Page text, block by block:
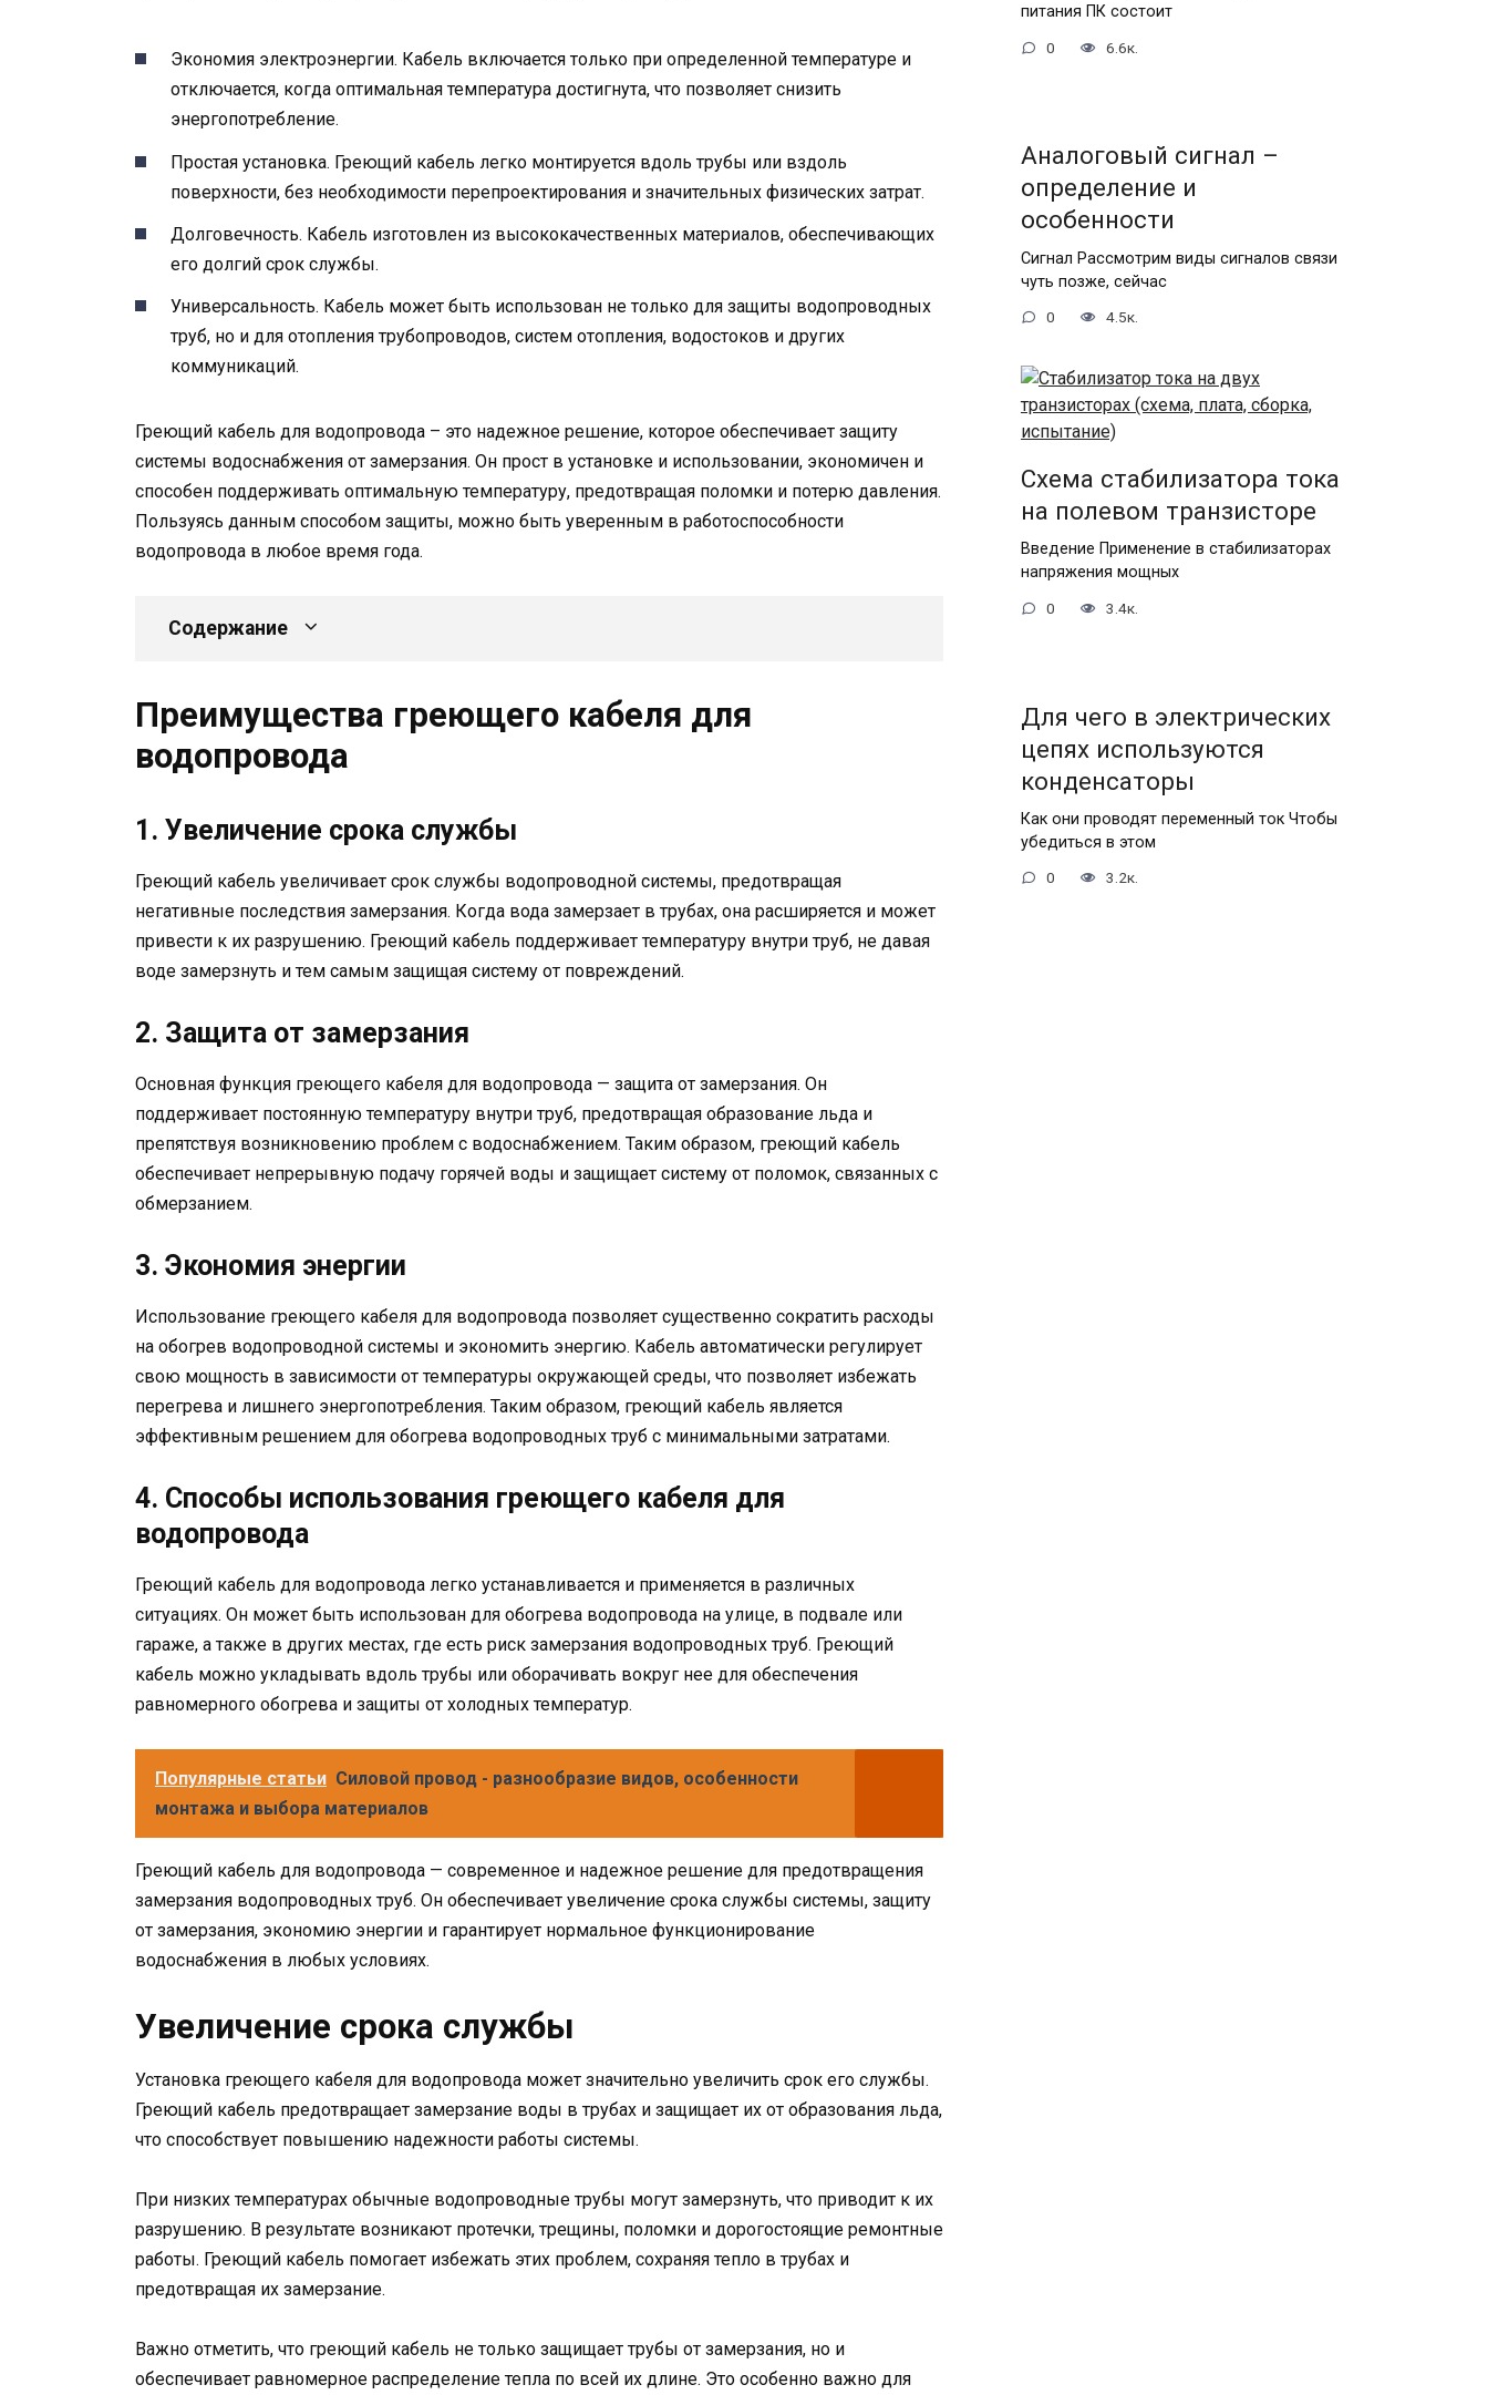
Экономия электроэнергии. Кабель включается только при определенной температуре и
отключается, когда оптимальная температура достигнута, что позволяет снизить
энергопотребление.
Простая установка. Греющий кабель легко монтируется вдоль трубы или вздоль
поверхности, без необходимости перепроектирования и значительных физических затрат.
Долговечность. Кабель изготовлен из высококачественных материалов, обеспечивающих
его долгий срок службы.
Универсальность. Кабель может быть использован не только для защиты водопроводных
труб, но и для отопления трубопроводов, систем отопления, водостоков и других
коммуникаций.
Греющий кабель для водопровода – это надежное решение, которое обеспечивает защиту
системы водоснабжения от замерзания. Он прост в установке и использовании, экономичен и
способен поддерживать оптимальную температуру, предотвращая поломки и потерю давления.
Пользуясь данным способом защиты, можно быть уверенным в работоспособности
водопровода в любое время года.
Содержание
Преимущества греющего кабеля для
водопровода
1. Увеличение срока службы
Греющий кабель увеличивает срок службы водопроводной системы, предотвращая
негативные последствия замерзания. Когда вода замерзает в трубах, она расширяется и может
привести к их разрушению. Греющий кабель поддерживает температуру внутри труб, не давая
воде замерзнуть и тем самым защищая систему от повреждений.
2. Защита от замерзания
Основная функция греющего кабеля для водопровода — защита от замерзания. Он
поддерживает постоянную температуру внутри труб, предотвращая образование льда и
препятствуя возникновению проблем с водоснабжением. Таким образом, греющий кабель
обеспечивает непрерывную подачу горячей воды и защищает систему от поломок, связанных с
обмерзанием.
3. Экономия энергии
Использование греющего кабеля для водопровода позволяет существенно сократить расходы
на обогрев водопроводной системы и экономить энергию. Кабель автоматически регулирует
свою мощность в зависимости от температуры окружающей среды, что позволяет избежать
перегрева и лишнего энергопотребления. Таким образом, греющий кабель является
эффективным решением для обогрева водопроводных труб с минимальными затратами.
4. Способы использования греющего кабеля для
водопровода
Греющий кабель для водопровода легко устанавливается и применяется в различных
ситуациях. Он может быть использован для обогрева водопровода на улице, в подвале или
гараже, а также в других местах, где есть риск замерзания водопроводных труб. Греющий
кабель можно укладывать вдоль трубы или оборачивать вокруг нее для обеспечения
равномерного обогрева и защиты от холодных температур.
Популярные статьи Силовой провод - разнообразие видов, особенности
монтажа и выбора материалов
Греющий кабель для водопровода — современное и надежное решение для предотвращения
замерзания водопроводных труб. Он обеспечивает увеличение срока службы системы, защиту
от замерзания, экономию энергии и гарантирует нормальное функционирование
водоснабжения в любых условиях.
Увеличение срока службы
Установка греющего кабеля для водопровода может значительно увеличить срок его службы.
Греющий кабель предотвращает замерзание воды в трубах и защищает их от образования льда,
что способствует повышению надежности работы системы.
При низких температурах обычные водопроводные трубы могут замерзнуть, что приводит к их
разрушению. В результате возникают протечки, трещины, поломки и дорогостоящие ремонтные
работы. Греющий кабель помогает избежать этих проблем, сохраняя тепло в трубах и
предотвращая их замерзание.
Важно отметить, что греющий кабель не только защищает трубы от замерзания, но и
обеспечивает равномерное распределение тепла по всей их длине. Это особенно важно для
питания ПК состоит
0 6.6к.
Аналоговый сигнал –
определение и
особенности
Сигнал Рассмотрим виды сигналов связи
чуть позже, сейчас
0 4.5к.
Схема стабилизатора тока
на полевом транзисторе
Введение Применение в стабилизаторах
напряжения мощных
0 3.4к.
Для чего в электрических
цепях используются
конденсаторы
Как они проводят переменный ток Чтобы
убедиться в этом
0 3.2к.